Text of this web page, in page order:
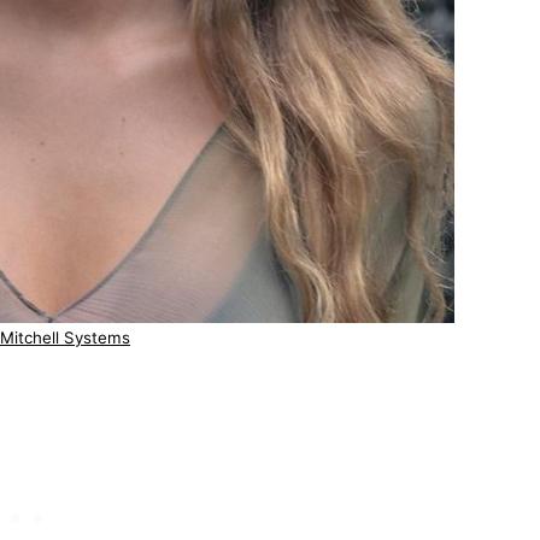
Systems